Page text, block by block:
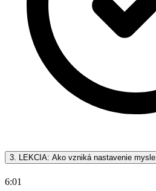
3. LEKCIA: Ako vzniká nastavenie mysle
6:01